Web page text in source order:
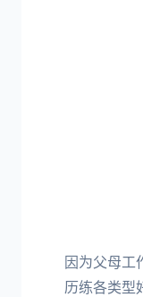
因为父母工
历练各类型